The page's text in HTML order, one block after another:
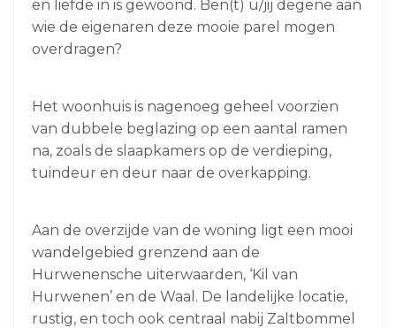
en liefde in is gewoond. Ben(t) u/jij degene aan
wie de eigenaren deze mooie parel mogen
overdragen?
Het woonhuis is nagenoeg geheel voorzien
van dubbele beglazing op een aantal ramen
na, zoals de slaapkamers op de verdieping,
tuindeur en deur naar de overkapping.
Aan de overzijde van de woning ligt een mooi
wandelgebied grenzend aan de
Hurwenensche uiterwaarden, ‘Kil van
Hurwenen’ en de Waal. De landelijke locatie,
rustig, en toch ook centraal nabij Zaltbommel